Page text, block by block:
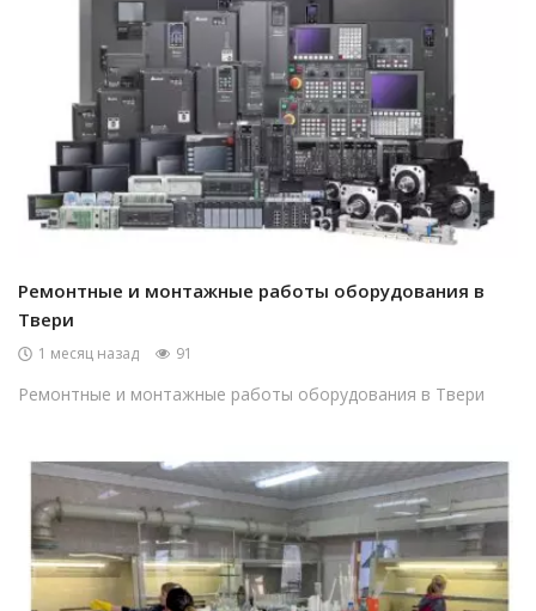
Ремонтные и монтажные работы оборудования в
Твери
1 месяц назад 91
Ремонтные и монтажные работы оборудования в Твери